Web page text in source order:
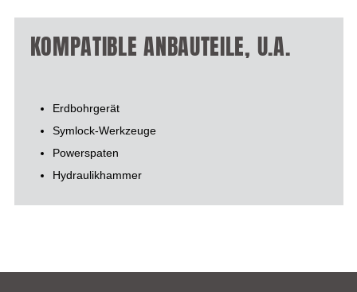
KOMPATIBLE ANBAUTEILE, U.A.
Erdbohrgerät
Symlock-Werkzeuge
Powerspaten
Hydraulikhammer